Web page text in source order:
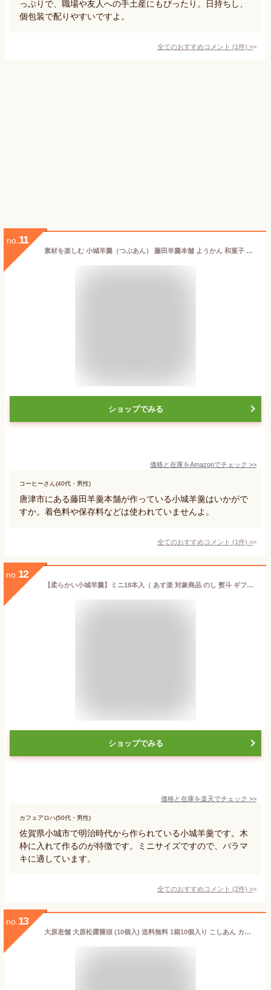
っぷりで、職場や友人への手土産にもぴったり。日持ちし、
個包装で配りやすいですよ。
全てのおすすめコメント (1件) >
no. 11
素材を楽しむ 小城羊羹（つぶあん） 藤田羊羹本舗 ようかん 和菓子 ギフト 佐賀 銘菓 羊羹 お土産 ホワイトデー 退職 挨拶 春ギフト
ショップでみる
価格と在庫をAmazonでチェック >>
コーヒーさん(40代・男性)
唐津市にある藤田羊羹本舗が作っている小城羊羹はいかがで
すか。着色料や保存料などは使われていませんよ。
全てのおすすめコメント (1件) >
no. 12
【柔らかい小城羊羹】ミニ18本入（ あす楽 対象商品 のし 熨斗 ギフト バレンタイン ホワイトデー 父の日 母の日 誕生日 プレゼント 敬老の日 お中元 御中元 御歳暮 お歳暮 当店オススメ ）
ショップでみる
価格と在庫を楽天でチェック >>
カフェアロハ(50代・男性)
佐賀県小城市で明治時代から作られている小城羊羹です。木
枠に入れて作るのが特徴です。ミニサイズですので、バラマ
キに適しています。
全てのおすすめコメント (2件) >
no. 13
大原老舗 大原松露饅頭 (10個入) 送料無料 1箱10個入り こしあん カステラ生地 手焼き 唐津 佐賀 贈答品 お土産 焼きまんじゅう お饅頭 まんじゅう 和菓子 (北海道・沖縄別途送料) (まとめ買いの場合熨斗不可)